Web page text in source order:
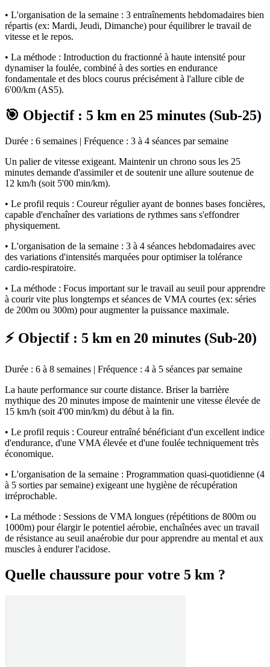
• L'organisation de la semaine : 3 entraînements hebdomadaires bien
répartis (ex: Mardi, Jeudi, Dimanche) pour équilibrer le travail de
vitesse et le repos.
• La méthode : Introduction du fractionné à haute intensité pour
dynamiser la foulée, combiné à des sorties en endurance
fondamentale et des blocs courus précisément à l'allure cible de
6'00/km (AS5).
🎯 Objectif : 5 km en 25 minutes (Sub-25)
Durée : 6 semaines | Fréquence : 3 à 4 séances par semaine
Un palier de vitesse exigeant. Maintenir un chrono sous les 25
minutes demande d'assimiler et de soutenir une allure soutenue de
12 km/h (soit 5'00 min/km).
• Le profil requis : Coureur régulier ayant de bonnes bases foncières,
capable d'enchaîner des variations de rythmes sans s'effondrer
physiquement.
• L'organisation de la semaine : 3 à 4 séances hebdomadaires avec
des variations d'intensités marquées pour optimiser la tolérance
cardio-respiratoire.
• La méthode : Focus important sur le travail au seuil pour apprendre
à courir vite plus longtemps et séances de VMA courtes (ex: séries
de 200m ou 300m) pour augmenter la puissance maximale.
⚡ Objectif : 5 km en 20 minutes (Sub-20)
Durée : 6 à 8 semaines | Fréquence : 4 à 5 séances par semaine
La haute performance sur courte distance. Briser la barrière
mythique des 20 minutes impose de maintenir une vitesse élevée de
15 km/h (soit 4'00 min/km) du début à la fin.
• Le profil requis : Coureur entraîné bénéficiant d'un excellent indice
d'endurance, d'une VMA élevée et d'une foulée techniquement très
économique.
• L'organisation de la semaine : Programmation quasi-quotidienne (4
à 5 sorties par semaine) exigeant une hygiène de récupération
irréprochable.
• La méthode : Sessions de VMA longues (répétitions de 800m ou
1000m) pour élargir le potentiel aérobie, enchaînées avec un travail
de résistance au seuil anaérobie dur pour apprendre au mental et aux
muscles à endurer l'acidose.
Quelle chaussure pour votre 5 km ?